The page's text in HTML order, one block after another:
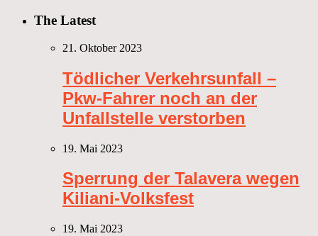
The Latest
21. Oktober 2023
Tödlicher Verkehrsunfall –
Pkw-Fahrer noch an der
Unfallstelle verstorben
19. Mai 2023
Sperrung der Talavera wegen
Kiliani-Volksfest
19. Mai 2023